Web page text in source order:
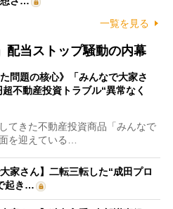
一覧を見る
配当ストップ騒動の内幕
た問題の核心》「みんなで大家さ
不動産投資トラブル“異常なく
てきた不動産投資商品「みんなで
を迎えている…
家さん】二転三転した“成田プロ
起き…